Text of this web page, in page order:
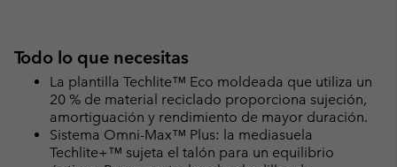
Todo lo que necesitas
La plantilla Techlite™ Eco moldeada que utiliza un
20 % de material reciclado proporciona sujeción,
amortiguación y rendimiento de mayor duración.
Sistema Omni-Max™ Plus: la mediasuela
Techlite+™ sujeta el talón para un equilibrio